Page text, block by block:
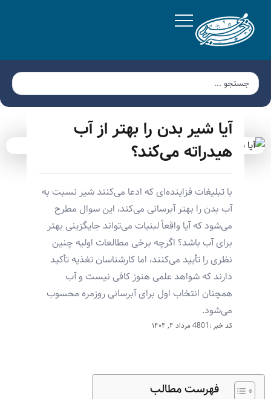
آیا شیر بدن را بهتر از آب
هیدراته می‌کند؟
با تبلیغات فزاینده‌ای که ادعا می‌کنند شیر نسبت به
آب بدن را بهتر آبرسانی می‌کند، این سوال مطرح
می‌شود که آیا واقعاً لبنیات می‌تواند جایگزینی بهتر
برای آب باشد؟ اگرچه برخی مطالعات اولیه چنین
نظری را تأیید می‌کنند، اما کارشناسان تغذیه تأکید
دارند که شواهد علمی هنوز کافی نیست و آب
همچنان انتخاب اول برای آبرسانی روزمره محسوب
می‌شود.
کد خبر :4801 مرداد ۴, ۱۴۰۴
فهرست مطالب